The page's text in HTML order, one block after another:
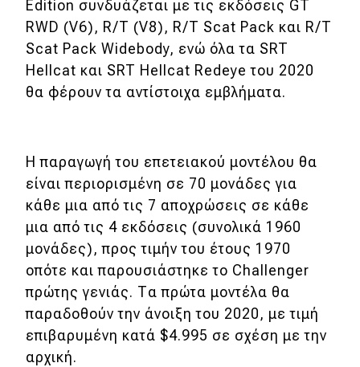
Motorsport
Eco
Τεχνολογία
Mobility
Σταθμοί φόρτισης
Classic
Νέα
Παρουσιάσεις
Edition συνδυάζεται με τις εκδόσεις GT
RWD (V6), R/T (V8), R/T Scat Pack και R/T
Scat Pack Widebody, ενώ όλα τα SRT
Hellcat και SRT Hellcat Redeye του 2020
θα φέρουν τα αντίστοιχα εμβλήματα.
Η παραγωγή του επετειακού μοντέλου θα
είναι περιορισμένη σε 70 μονάδες για
κάθε μια από τις 7 αποχρώσεις σε κάθε
μια από τις 4 εκδόσεις (συνολικά 1960
μονάδες), προς τιμήν του έτους 1970
οπότε και παρουσιάστηκε το Challenger
πρώτης γενιάς. Τα πρώτα μοντέλα θα
παραδοθούν την άνοιξη του 2020, με τιμή
επιβαρυμένη κατά $4.995 σε σχέση με την
αρχική.